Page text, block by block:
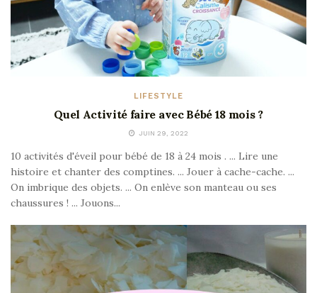
LIFESTYLE
Quel Activité faire avec Bébé 18 mois ?
JUIN 29, 2022
10 activités d'éveil pour bébé de 18 à 24 mois . ... Lire une
histoire et chanter des comptines. ... Jouer à cache-cache. ...
On imbrique des objets. ... On enlève son manteau ou ses
chaussures ! ... Jouons...